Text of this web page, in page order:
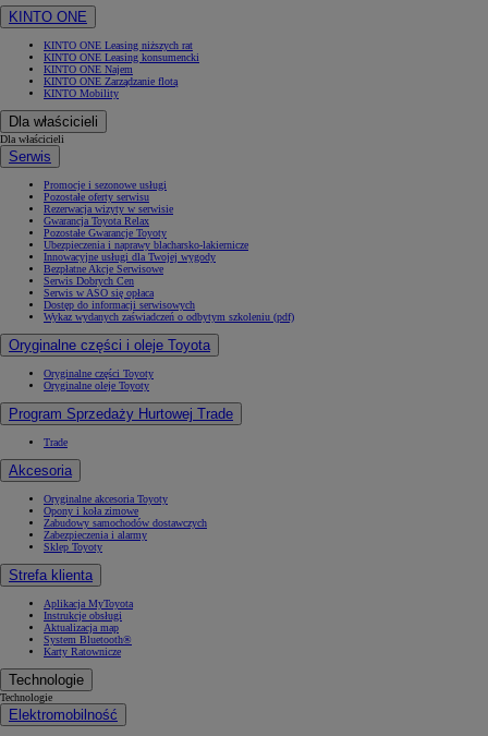
KINTO ONE
KINTO ONE Leasing niższych rat
KINTO ONE Leasing konsumencki
KINTO ONE Najem
KINTO ONE Zarządzanie flotą
KINTO Mobility
Dla właścicieli
Dla właścicieli
Serwis
Promocje i sezonowe usługi
Pozostałe oferty serwisu
Rezerwacja wizyty w serwisie
Gwarancja Toyota Relax
Pozostałe Gwarancje Toyoty
Ubezpieczenia i naprawy blacharsko-lakiernicze
Innowacyjne usługi dla Twojej wygody
Bezpłatne Akcje Serwisowe
Serwis Dobrych Cen
Serwis w ASO się opłaca
Dostęp do informacji serwisowych
Wykaz wydanych zaświadczeń o odbytym szkoleniu (pdf)
Oryginalne części i oleje Toyota
Oryginalne części Toyoty
Oryginalne oleje Toyoty
Program Sprzedaży Hurtowej Trade
Trade
Akcesoria
Oryginalne akcesoria Toyoty
Opony i koła zimowe
Zabudowy samochodów dostawczych
Zabezpieczenia i alarmy
Sklep Toyoty
Strefa klienta
Aplikacja MyToyota
Instrukcje obsługi
Aktualizacja map
System Bluetooth®
Karty Ratownicze
Technologie
Technologie
Elektromobilność